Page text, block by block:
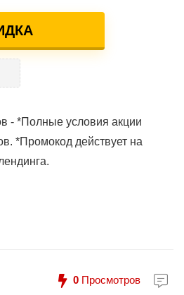
- *Полные условия акции
*Промокод действует на
0 Просмотров